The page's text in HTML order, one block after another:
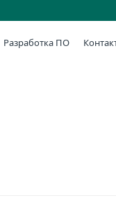
Разработка ПО